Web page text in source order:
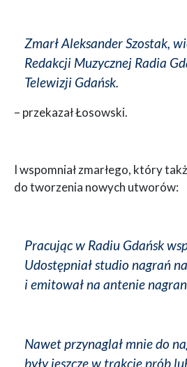
Zmarł Aleksander Szostak,
Redakcji Muzycznej Radia
Telewizji Gdańsk.
– przekazał Łosowski.
I wspomniał zmarłego, który
do tworzenia nowych utworów:
Pracując w Radiu Gdańsk
Udostępniał studio nagrań
i emitował na antenie
Nawet przynaglał mnie do
były jeszcze w trakcie prób